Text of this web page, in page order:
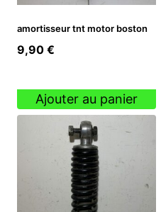
amortisseur tnt motor boston
9,90 €
Ajouter au panier